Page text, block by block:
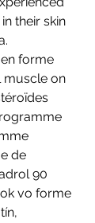
their skin
forme
muscle on
de
90
vo forme